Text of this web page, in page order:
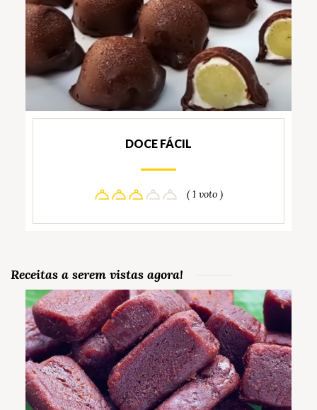
DOCE FÁCIL
( 1 voto )
Receitas a serem vistas agora!